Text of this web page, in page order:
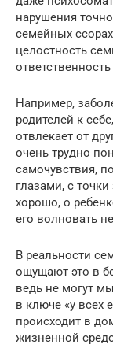
нарушения
семейных
целостность
ответственность
Например,
родителей к
отвлекает от
очень трудно
самочувствия,
глазами, с
хорошо, о
его волновать
В реальности
ощущают это в
ведь не могут
в ключе «у всех
происходит в
жизненной